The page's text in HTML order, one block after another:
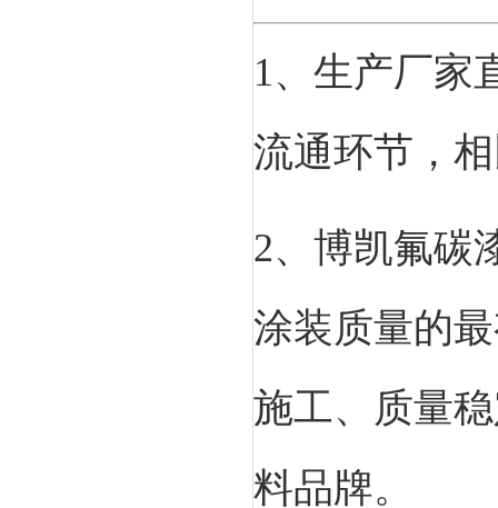
1、生产厂家
流通环节，
2、博凯氟碳
涂装质量的
施工、质量
料品牌。